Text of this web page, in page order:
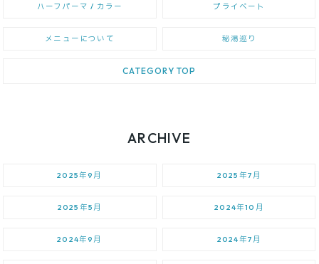
ハーフパーマ / カラー プライベート
メニューについて 秘湯巡り
CATEGORY TOP
ARCHIVE
2025年9月 2025年7月
2025年5月 2024年10月
2024年9月 2024年7月